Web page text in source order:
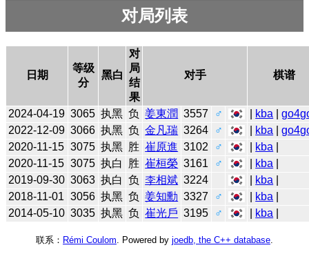
对局列表
日期
等级
分
黑白
对
局
结
果
对手 棋谱
2024-04-19 3065 执黑 负 姜東潤 3557 ♂ kba |
2022-12-09 3066 执黑 负 金凡瑞 3264 ♂ kba |
2020-11-15 3075 执黑 胜 崔原進 3102 ♂ kba
2020-11-15 3075 执白 胜 崔桓榮 3161 ♂ kba
2019-09-30 3063 执白 负 李相斌 3224 kba
2018-11-01 3056 执黑 负 姜知勳 3327 ♂ kba
2014-05-10 3035 执黑 负 崔光戶 3195 ♂ kba
联系： Rémi Coulom . Powered by joedb, the C++ database